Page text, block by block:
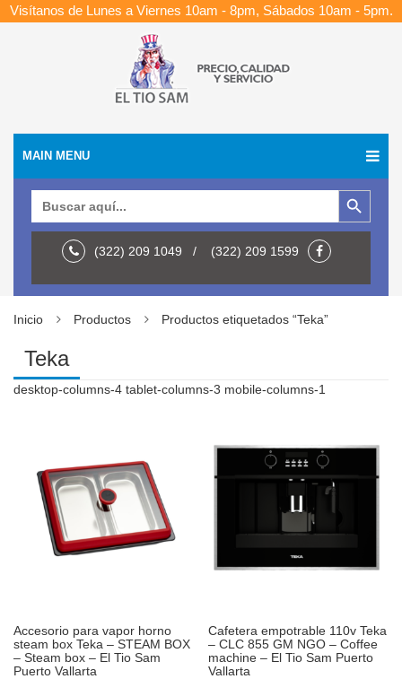
Visítanos de Lunes a Viernes 10am - 8pm, Sábados 10am - 5pm.
MAIN MENU
Botón de búsqueda
(322) 209 1049 / (322) 209 1599
Inicio Productos Productos etiquetados “Teka”
Teka
desktop-columns-4 tablet-columns-3 mobile-columns-1
Accesorio para vapor horno
steam box Teka – STEAM BOX
– Steam box – El Tio Sam
Puerto Vallarta
Cafetera empotrable 110v Teka
– CLC 855 GM NGO – Coffee
machine – El Tio Sam Puerto
Vallarta